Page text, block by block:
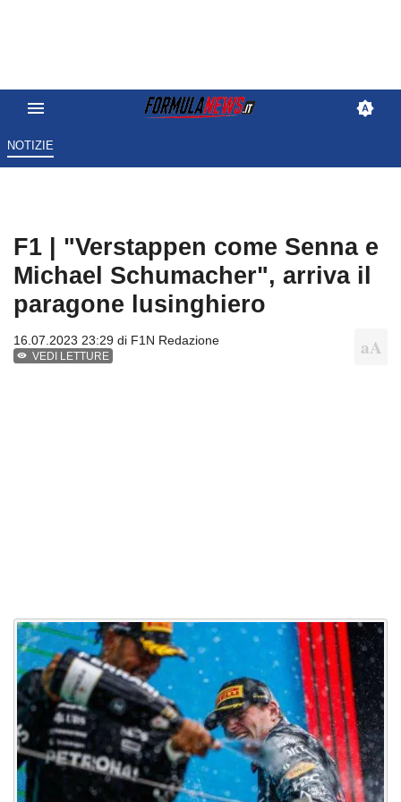
NOTIZIE
F1 | "Verstappen come Senna e
Michael Schumacher", arriva il
paragone lusinghiero
16.07.2023 23:29 di F1N Redazione
VEDI LETTURE